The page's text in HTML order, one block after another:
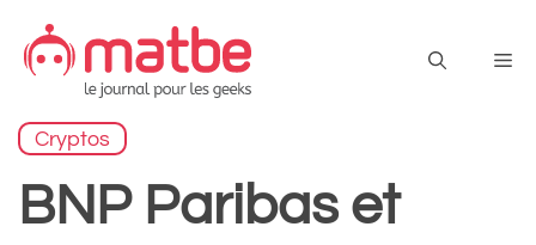
contenu
Cryptos
BNP Paribas et